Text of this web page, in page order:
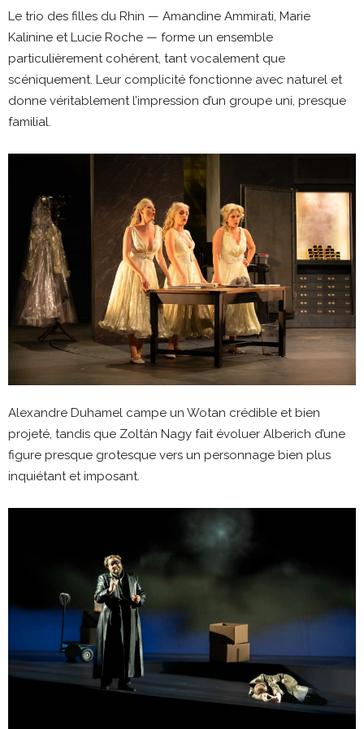
Le trio des filles du Rhin — Amandine Ammirati, Marie
Kalinine et Lucie Roche — forme un ensemble
particulièrement cohérent, tant vocalement que
scéniquement. Leur complicité fonctionne avec naturel et
donne véritablement l’impression d’un groupe uni, presque
familial.
Alexandre Duhamel campe un Wotan crédible et bien
projeté, tandis que Zoltán Nagy fait évoluer Alberich d’une
figure presque grotesque vers un personnage bien plus
inquiétant et imposant.